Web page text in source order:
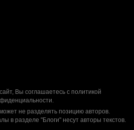
Вы соглашаетесь с политикой
.
не разделять позицию авторов.
в разделе "Блоги" несут авторы текстов.